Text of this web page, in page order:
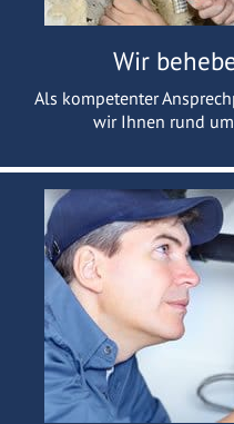
Wir
Als kompetenter
wir Ihnen rund